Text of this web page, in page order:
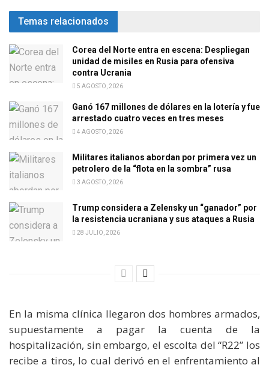
Temas relacionados
Corea del Norte entra en escena: Despliegan
unidad de misiles en Rusia para ofensiva
contra Ucrania
5 AGOSTO, 2026
Ganó 167 millones de dólares en la lotería y fue
arrestado cuatro veces en tres meses
4 AGOSTO, 2026
Militares italianos abordan por primera vez un
petrolero de la “flota en la sombra” rusa
3 AGOSTO, 2026
Trump considera a Zelensky un “ganador” por
la resistencia ucraniana y sus ataques a Rusia
28 JULIO, 2026
En la misma clínica llegaron dos hombres armados,
supuestamente a pagar la cuenta de la
hospitalización, sin embargo, el escolta del “R22” los
recibe a tiros, lo cual derivó en el enfrentamiento al